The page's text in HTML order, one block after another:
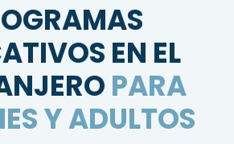
EN EL
PARA
Y ADULTOS